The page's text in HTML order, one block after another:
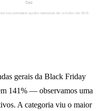
gerais da Black Friday
141% — observamos uma
A categoria viu o maior